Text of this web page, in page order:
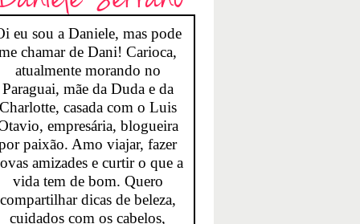
eu sou a Daniele, mas pode
chamar de Dani! Carioca,
atualmente morando no
Paraguai, mãe da Duda e da
casada com o Luis
empresária, blogueira
paixão. Amo viajar, fazer
amizades e curtir o que a
vida tem de bom. Quero
compartilhar dicas de beleza,
cuidados com os cabelos,